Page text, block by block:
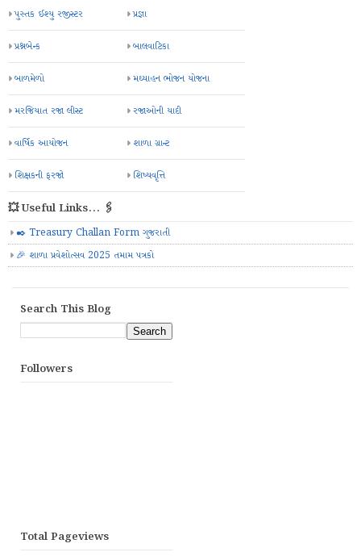
પુસ્તક ઈશ્યુ રજીસ્ટર પ્રજ્ઞા
પ્રશ્નબેન્ક બાલવાટિકા
બાળમેળો મઘ્યાહન ભોજન યોજના
મરજિયાત રજા લીસ્ટ રજાઓની યાદી
વાર્ષિક આયોજન શાળા ગ્રાન્ટ
શિક્ષકની ફરજો શિષ્યવૃત્તિ
💥 Useful Links... 🖇️
✒️ Treasury Challan Form ગુજરાતી
🎉 શાળા પ્રવેશોત્સવ 2025 તમામ પત્રકો
Search This Blog
Followers
Total Pageviews